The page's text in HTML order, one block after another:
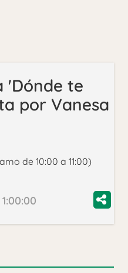
'Dónde te
por Vanesa
de 10:00 a 11:00)